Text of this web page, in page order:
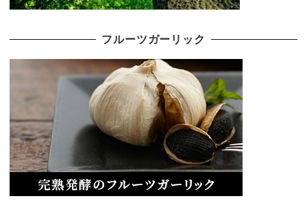
フルーツガーリック